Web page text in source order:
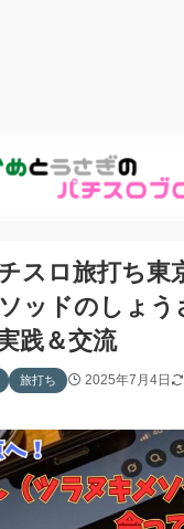
チスロ旅打ち東
ッドのしょう
践＆交流
旅打ち 2025年7月4日